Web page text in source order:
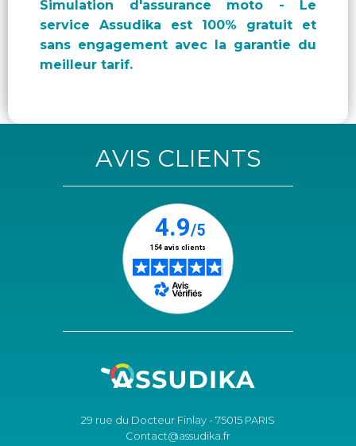
Simulation d'assurance moto - Le
service Assudika est 100% gratuit et
sans engagement avec la garantie du
meilleur tarif.
AVIS CLIENTS
29 rue du Docteur Finlay - 75015 PARIS
Contact@assudika.fr